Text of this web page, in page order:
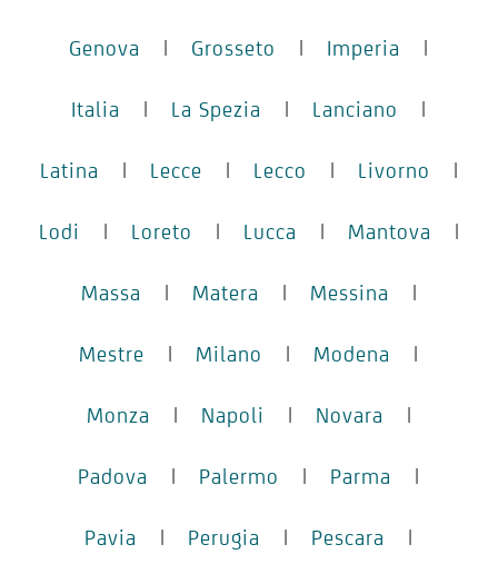
Genova | Grosseto | Imperia |
Italia | La Spezia | Lanciano |
Latina | Lecce | Lecco | Livorno |
Lodi | Loreto | Lucca | Mantova |
Massa | Matera | Messina |
Mestre | Milano | Modena |
Monza | Napoli | Novara |
Padova | Palermo | Parma |
Pavia | Perugia | Pescara |